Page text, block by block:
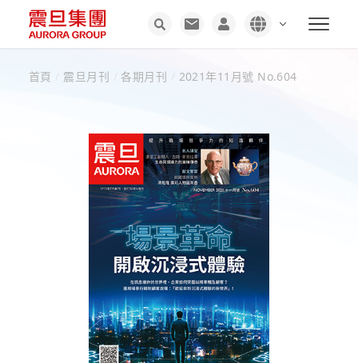
首頁 / 震旦月刊 / 各期月刊 / 2021年11月號 No.604